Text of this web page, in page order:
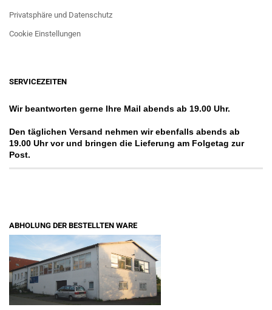
Privatsphäre und Datenschutz
Cookie Einstellungen
SERVICEZEITEN
Wir beantworten gerne Ihre Mail abends ab 19.00 Uhr.
Den täglichen Versand nehmen wir ebenfalls abends ab
19.00 Uhr vor und bringen die Lieferung am Folgetag zur
Post.
ABHOLUNG DER BESTELLTEN WARE